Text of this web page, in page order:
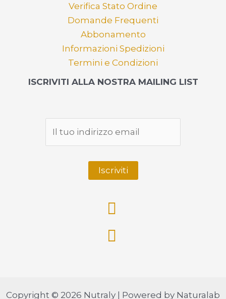
Verifica Stato Ordine
Domande Frequenti
Abbonamento
Informazioni Spedizioni
Termini e Condizioni
ISCRIVITI ALLA NOSTRA MAILING LIST
Copyright © 2026 Nutraly | Powered by Naturalab